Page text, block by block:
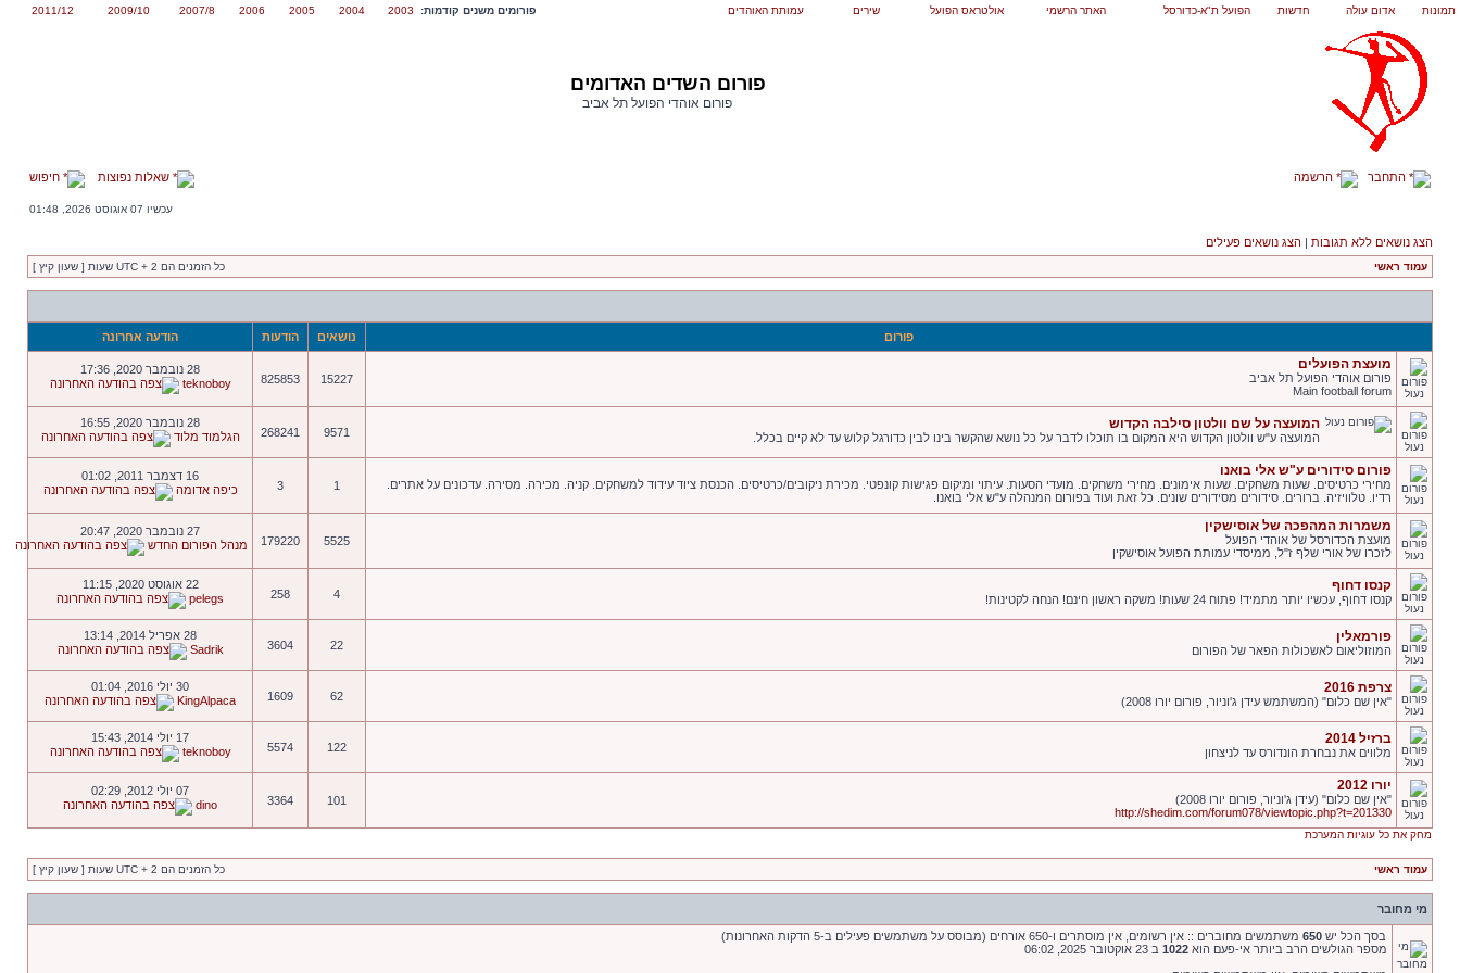
תמונות אדום עולה חדשות הפועל ת"א-כדורסל האתר הרשמי אולטראס הפועל שירים עמותת האוהדים פורומים משנים קודמות: 2003
2004
2005
2006
2007/8
2009/10
2011/12
פורום השדים האדומים
פורום אוהדי הפועל תל אביב
התחבר הרשמה שאלות נפוצות חיפוש
עכשיו 07 אוגוסט 2026, 01:48
הצג נושאים ללא תגובות | הצג נושאים פעילים
עמוד ראשי כל הזמנים הם UTC + 2 שעות [ שעון קיץ ]
פורום נושאים הודעות הודעה אחרונה
מועצת הפועלים
פורום אוהדי הפועל תל אביב
Main football forum
15227
825853
28 נובמבר 2020, 17:36
teknoboy
המועצה על שם וולטון סילבה הקדוש
המועצה ע"ש וולטון הקדוש היא המקום בו תוכלו לדבר על כל נושא שהקשר בינו לבין כדורגל קלוש עד לא קיים בכלל. 9571
268241
28 נובמבר 2020, 16:55
הגלמוד מלוד
פורום סידורים ע"ש אלי בואנו
מחירי כרטיסים. שעות משחקים. שעות אימונים. מחירי משחקים. מועדי הסעות. עיתוי ומיקום פגישות קונפטי. מכירת ניקובים/כרטיסים. הכנסת ציוד עידוד למשחקים. קניה. מכירה. מסירה. עדכונים על אתרים.
רדיו. טלוויזיה. ברורים. סידורים מסידורים שונים. כל זאת ועוד בפורום המנהלה ע"ש אלי בואנו.
1
3
16 דצמבר 2011, 01:02
כיפה אדומה
משמרות המהפכה של אוסישקין
מועצת הכדורסל של אוהדי הפועל
לזכרו של אורי שלף ז"ל, ממיסדי עמותת הפועל אוסישקין
5525
179220
27 נובמבר 2020, 20:47
מנהל הפורום החדש
קנסו דחוף
קנסו דחוף, עכשיו יותר מתמיד! פתוח 24 שעות! משקה ראשון חינם! הנחה לקטינות! 4
258
22 אוגוסט 2020, 11:15
pelegs
פורמאלין
המוזוליאום לאשכולות הפאר של הפורום 22
3604
28 אפריל 2014, 13:14
Sadrik
צרפת 2016
"אין שם כלום" (המשתמש עידן ג'וניור, פורום יורו 2008) 62
1609
30 יולי 2016, 01:04
KingAlpaca
ברזיל 2014
מלווים את נבחרת הונדורס עד לניצחון 122
5574
17 יולי 2014, 15:43
teknoboy
יורו 2012
"אין שם כלום" (עידן ג'וניור, פורום יורו 2008)
http://shedim.com/forum078/viewtopic.php?t=201330
101
3364
07 יולי 2012, 02:29
dino
מחק את כל עוגיות המערכת
עמוד ראשי כל הזמנים הם UTC + 2 שעות [ שעון קיץ ]
מי מחובר
בסך הכל יש 650 משתמשים מחוברים :: אין רשומים, אין מוסתרים ו-650 אורחים (מבוסס על משתמשים פעילים ב-5 הדקות האחרונות)
מספר הגולשים הרב ביותר אי-פעם הוא 1022 ב 23 אוקטובר 2025, 06:02